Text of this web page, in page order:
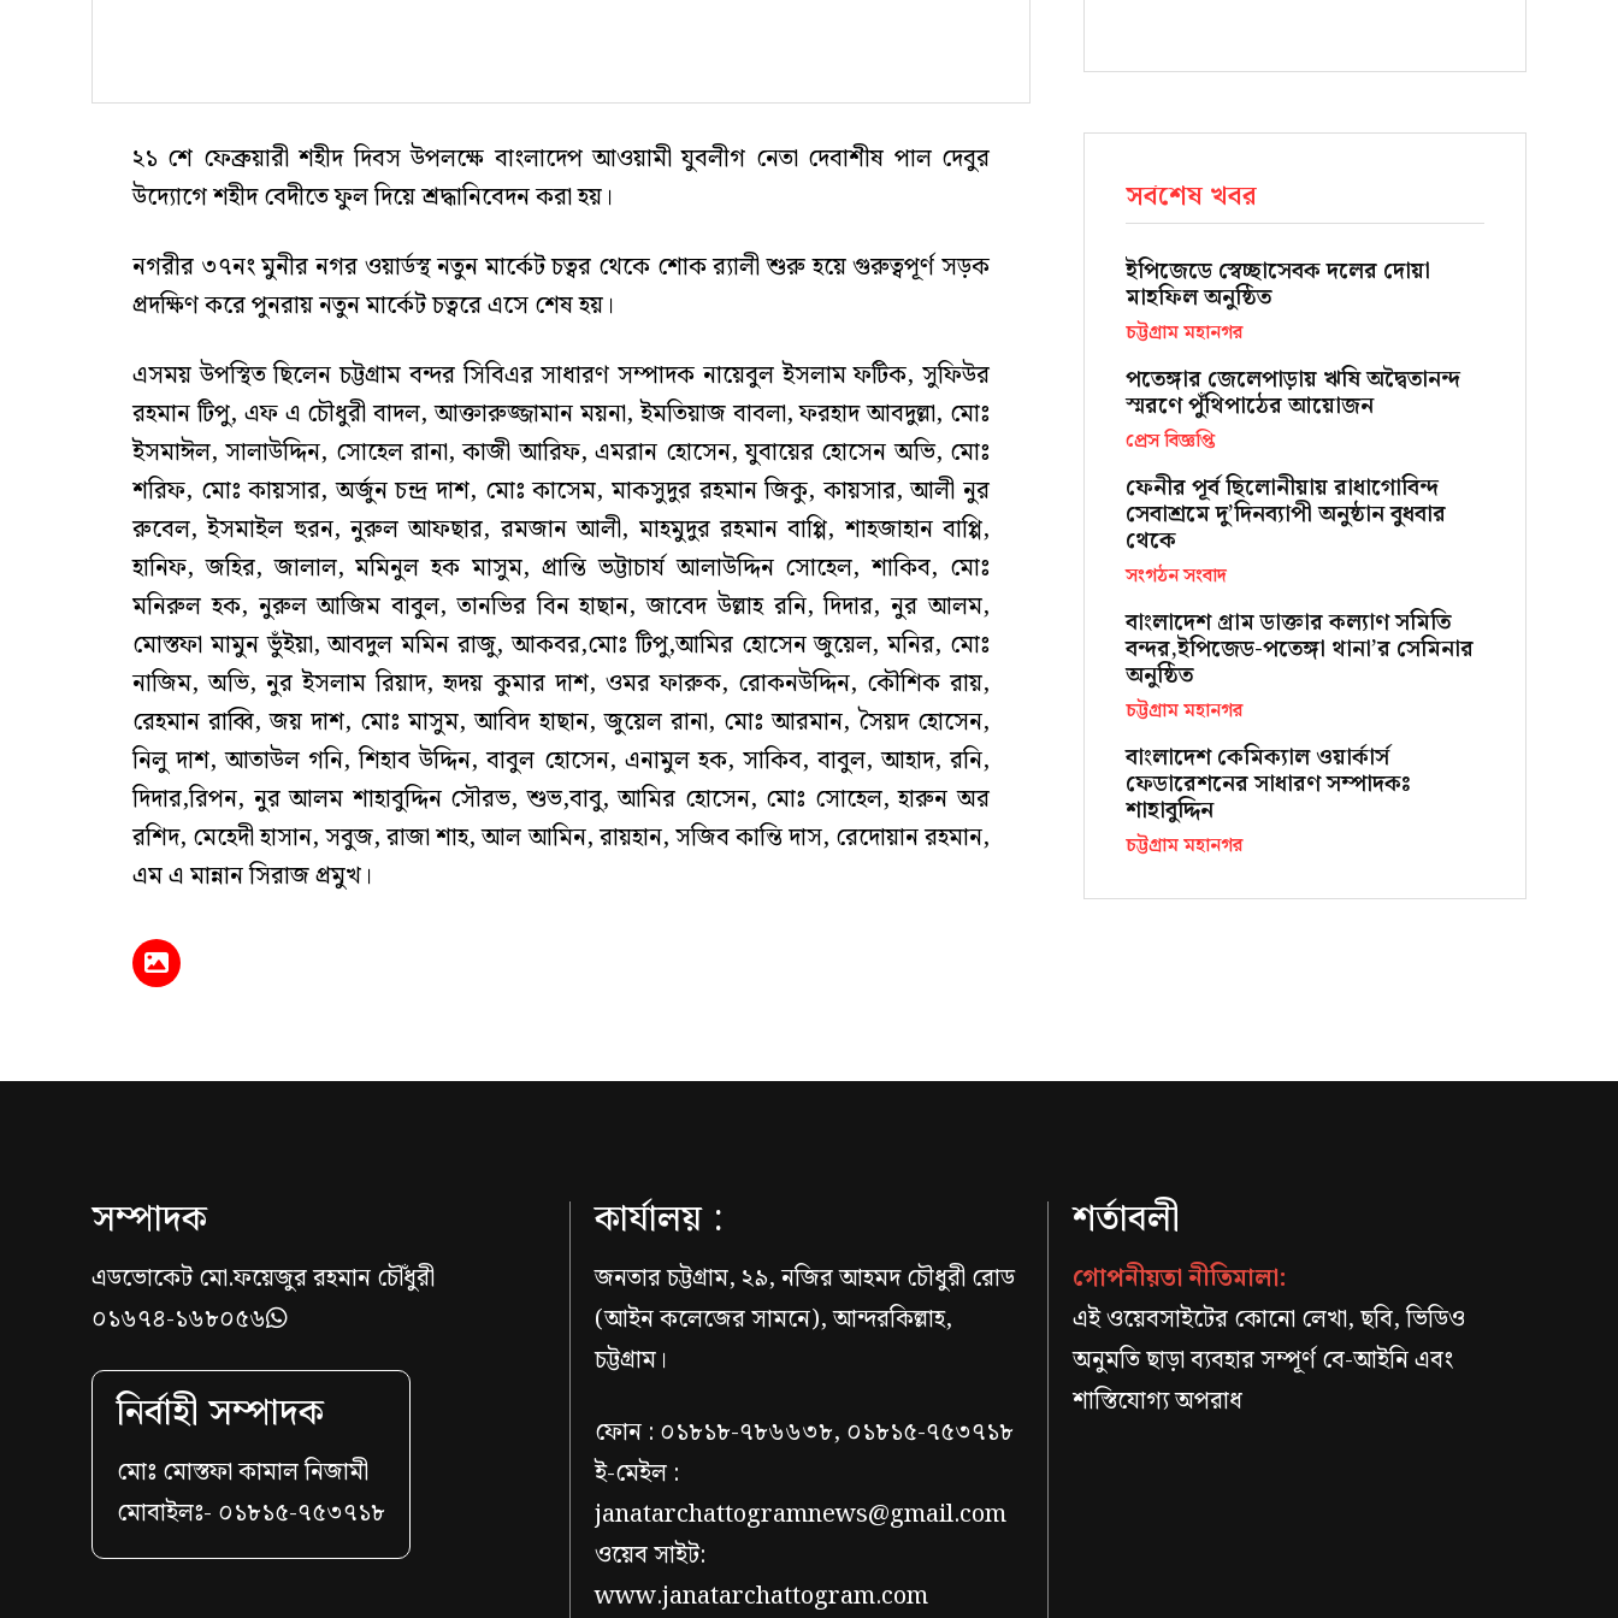
২১ শে ফেব্রুয়ারী শহীদ দিবস উপলক্ষে বাংলাদেপ আওয়ামী যুবলীগ নেতা দেবাশীষ পাল দেবুর
উদ্যোগে শহীদ বেদীতে ফুল দিয়ে শ্রদ্ধানিবেদন করা হয়।
নগরীর ৩৭নং মুনীর নগর ওয়ার্ডস্থ নতুন মার্কেট চত্বর থেকে শোক র‍্যালী শুরু হয়ে গুরুত্বপূর্ণ সড়ক
প্রদক্ষিণ করে পুনরায় নতুন মার্কেট চত্বরে এসে শেষ হয়।
এসময় উপস্থিত ছিলেন চট্টগ্রাম বন্দর সিবিএর সাধারণ সম্পাদক নায়েবুল ইসলাম ফটিক, সুফিউর
রহমান টিপু, এফ এ চৌধুরী বাদল, আক্তারুজ্জামান ময়না, ইমতিয়াজ বাবলা, ফরহাদ আবদুল্লা, মোঃ
ইসমাঈল, সালাউদ্দিন, সোহেল রানা, কাজী আরিফ, এমরান হোসেন, যুবায়ের হোসেন অভি, মোঃ
শরিফ, মোঃ কায়সার, অর্জুন চন্দ্র দাশ, মোঃ কাসেম, মাকসুদুর রহমান জিকু, কায়সার, আলী নুর
রুবেল, ইসমাইল হুরন, নুরুল আফছার, রমজান আলী, মাহমুদুর রহমান বাপ্পি, শাহজাহান বাপ্পি,
হানিফ, জহির, জালাল, মমিনুল হক মাসুম, প্রান্তি ভট্টাচার্য আলাউদ্দিন সোহেল, শাকিব, মোঃ
মনিরুল হক, নুরুল আজিম বাবুল, তানভির বিন হাছান, জাবেদ উল্লাহ রনি, দিদার, নুর আলম,
মোস্তফা মামুন ভুঁইয়া, আবদুল মমিন রাজু, আকবর,মোঃ টিপু,আমির হোসেন জুয়েল, মনির, মোঃ
নাজিম, অভি, নুর ইসলাম রিয়াদ, হৃদয় কুমার দাশ, ওমর ফারুক, রোকনউদ্দিন, কৌশিক রায়,
রেহমান রাব্বি, জয় দাশ, মোঃ মাসুম, আবিদ হাছান, জুয়েল রানা, মোঃ আরমান, সৈয়দ হোসেন,
নিলু দাশ, আতাউল গনি, শিহাব উদ্দিন, বাবুল হোসেন, এনামুল হক, সাকিব, বাবুল, আহাদ, রনি,
দিদার,রিপন, নুর আলম শাহাবুদ্দিন সৌরভ, শুভ,বাবু, আমির হোসেন, মোঃ সোহেল, হারুন অর
রশিদ, মেহেদী হাসান, সবুজ, রাজা শাহ, আল আমিন, রায়হান, সজিব কান্তি দাস, রেদোয়ান রহমান,
এম এ মান্নান সিরাজ প্রমুখ।
সর্বশেষ খবর
ইপিজেডে স্বেচ্ছাসেবক দলের দোয়া
মাহফিল অনুষ্ঠিত
চট্টগ্রাম মহানগর
পতেঙ্গার জেলেপাড়ায় ঋষি অদ্বৈতানন্দ
স্মরণে পুঁথিপাঠের আয়োজন
প্রেস বিজ্ঞপ্তি
ফেনীর পূর্ব ছিলোনীয়ায় রাধাগোবিন্দ
সেবাশ্রমে দু’দিনব্যাপী অনুষ্ঠান বুধবার
থেকে
সংগঠন সংবাদ
বাংলাদেশ গ্রাম ডাক্তার কল্যাণ সমিতি
বন্দর,ইপিজেড-পতেঙ্গা থানা’র সেমিনার
অনুষ্ঠিত
চট্টগ্রাম মহানগর
বাংলাদেশ কেমিক্যাল ওয়ার্কার্স
ফেডারেশনের সাধারণ সম্পাদকঃ
শাহাবুদ্দিন
চট্টগ্রাম মহানগর
সম্পাদক
এডভোকেট মো.ফয়েজুর রহমান চৌঁধুরী
০১৬৭৪-১৬৮০৫৬
নির্বাহী সম্পাদক
মোঃ মোস্তফা কামাল নিজামী
মোবাইলঃ- ০১৮১৫-৭৫৩৭১৮
কার্যালয় :
জনতার চট্টগ্রাম, ২৯, নজির আহমদ চৌধুরী রোড
(আইন কলেজের সামনে), আন্দরকিল্লাহ,
চট্টগ্রাম।
ফোন : ০১৮১৮-৭৮৬৬৩৮, ০১৮১৫-৭৫৩৭১৮
ই-মেইল :
janatarchattogramnews@gmail.com
ওয়েব সাইট:
www.janatarchattogram.com
শর্তাবলী
গোপনীয়তা নীতিমালা:
এই ওয়েবসাইটের কোনো লেখা, ছবি, ভিডিও
অনুমতি ছাড়া ব্যবহার সম্পূর্ণ বে-আইনি এবং
শাস্তিযোগ্য অপরাধ